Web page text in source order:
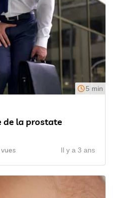
5 min
de la prostate
Il y a 3 ans